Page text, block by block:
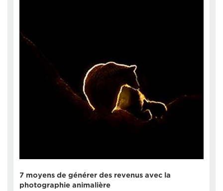
7 moyens de générer des revenus avec la
photographie animalière